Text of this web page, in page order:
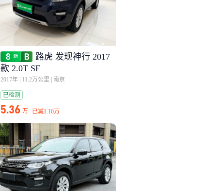
路虎 发现神行 2017
款 2.0T SE
2017年 11.2万公里 南京
已检测
5.36 万 已减1.10万